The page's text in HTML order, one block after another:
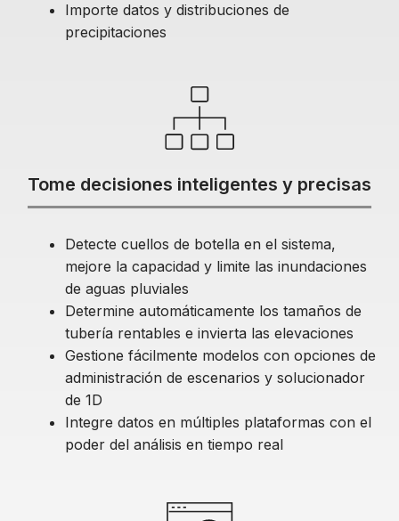
Importe datos y distribuciones de
precipitaciones
Tome decisiones inteligentes y precisas
Detecte cuellos de botella en el sistema,
mejore la capacidad y limite las inundaciones
de aguas pluviales
Determine automáticamente los tamaños de
tubería rentables e invierta las elevaciones
Gestione fácilmente modelos con opciones de
administración de escenarios y solucionador
de 1D
Integre datos en múltiples plataformas con el
poder del análisis en tiempo real